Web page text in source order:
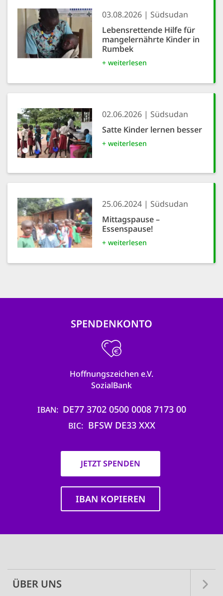
03.08.2026
Südsudan
Lebensrettende Hilfe für
mangelernährte Kinder in
Rumbek
+ weiterlesen
02.06.2026
Südsudan
Satte Kinder lernen besser
+ weiterlesen
25.06.2024
Südsudan
Mittagspause –
Essenspause!
+ weiterlesen
SPENDENKONTO
Hoffnungszeichen e.V.
SozialBank
IBAN DE77 3702 0500 0008 7173 00
BIC BFSW DE33 XXX
JETZT SPENDEN
IBAN KOPIEREN
ÜBER UNS